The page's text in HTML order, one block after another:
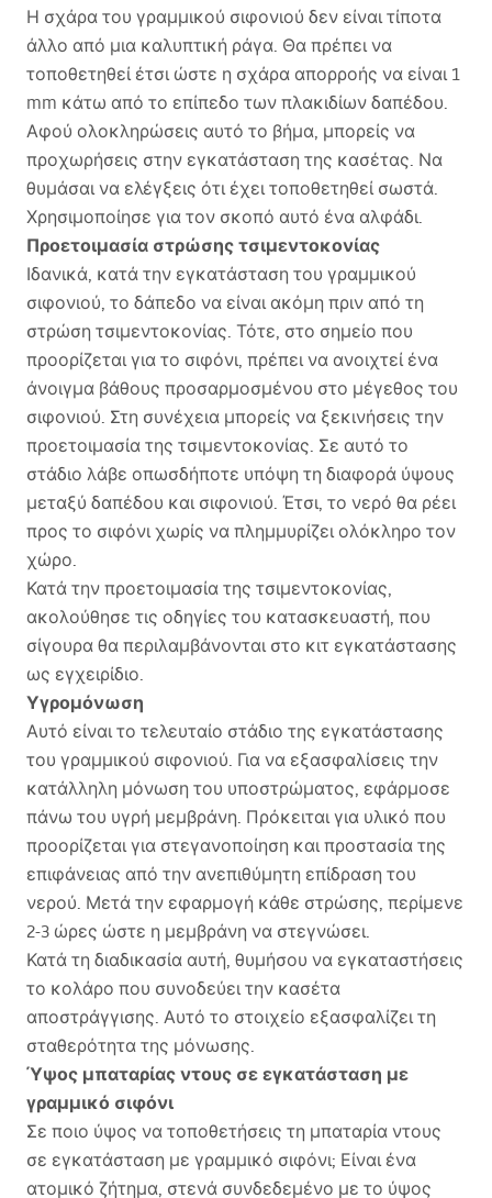
Η σχάρα του γραμμικού σιφονιού δεν είναι τίποτα
άλλο από μια καλυπτική ράγα. Θα πρέπει να
τοποθετηθεί έτσι ώστε η σχάρα απορροής να είναι 1
mm κάτω από το επίπεδο των πλακιδίων δαπέδου.
Αφού ολοκληρώσεις αυτό το βήμα, μπορείς να
προχωρήσεις στην εγκατάσταση της κασέτας. Να
θυμάσαι να ελέγξεις ότι έχει τοποθετηθεί σωστά.
Χρησιμοποίησε για τον σκοπό αυτό ένα αλφάδι.
Προετοιμασία στρώσης τσιμεντοκονίας
Ιδανικά, κατά την εγκατάσταση του γραμμικού
σιφονιού, το δάπεδο να είναι ακόμη πριν από τη
στρώση τσιμεντοκονίας. Τότε, στο σημείο που
προορίζεται για το σιφόνι, πρέπει να ανοιχτεί ένα
άνοιγμα βάθους προσαρμοσμένου στο μέγεθος του
σιφονιού. Στη συνέχεια μπορείς να ξεκινήσεις την
προετοιμασία της τσιμεντοκονίας. Σε αυτό το
στάδιο λάβε οπωσδήποτε υπόψη τη διαφορά ύψους
μεταξύ δαπέδου και σιφονιού. Έτσι, το νερό θα ρέει
προς το σιφόνι χωρίς να πλημμυρίζει ολόκληρο τον
χώρο.
Κατά την προετοιμασία της τσιμεντοκονίας,
ακολούθησε τις οδηγίες του κατασκευαστή, που
σίγουρα θα περιλαμβάνονται στο κιτ εγκατάστασης
ως εγχειρίδιο.
Υγρομόνωση
Αυτό είναι το τελευταίο στάδιο της εγκατάστασης
του γραμμικού σιφονιού. Για να εξασφαλίσεις την
κατάλληλη μόνωση του υποστρώματος, εφάρμοσε
πάνω του υγρή μεμβράνη. Πρόκειται για υλικό που
προορίζεται για στεγανοποίηση και προστασία της
επιφάνειας από την ανεπιθύμητη επίδραση του
νερού. Μετά την εφαρμογή κάθε στρώσης, περίμενε
2-3 ώρες ώστε η μεμβράνη να στεγνώσει.
Κατά τη διαδικασία αυτή, θυμήσου να εγκαταστήσεις
το κολάρο που συνοδεύει την κασέτα
αποστράγγισης. Αυτό το στοιχείο εξασφαλίζει τη
σταθερότητα της μόνωσης.
Ύψος μπαταρίας ντους σε εγκατάσταση με
γραμμικό σιφόνι
Σε ποιο ύψος να τοποθετήσεις τη μπαταρία ντους
σε εγκατάσταση με γραμμικό σιφόνι; Είναι ένα
ατομικό ζήτημα, στενά συνδεδεμένο με το ύψος